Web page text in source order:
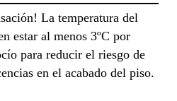
La temperatura del
estar al menos 3ºC por
para reducir el riesgo de
en el acabado del piso.